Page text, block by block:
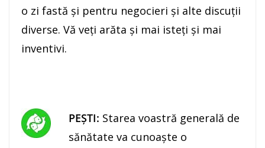
o zi fastă şi pentru negocieri şi alte discuţii
diverse. Vă veţi arăta şi mai isteţi şi mai
inventivi.
PEŞTI: Starea voastră generală de
sănătate va cunoaşte o